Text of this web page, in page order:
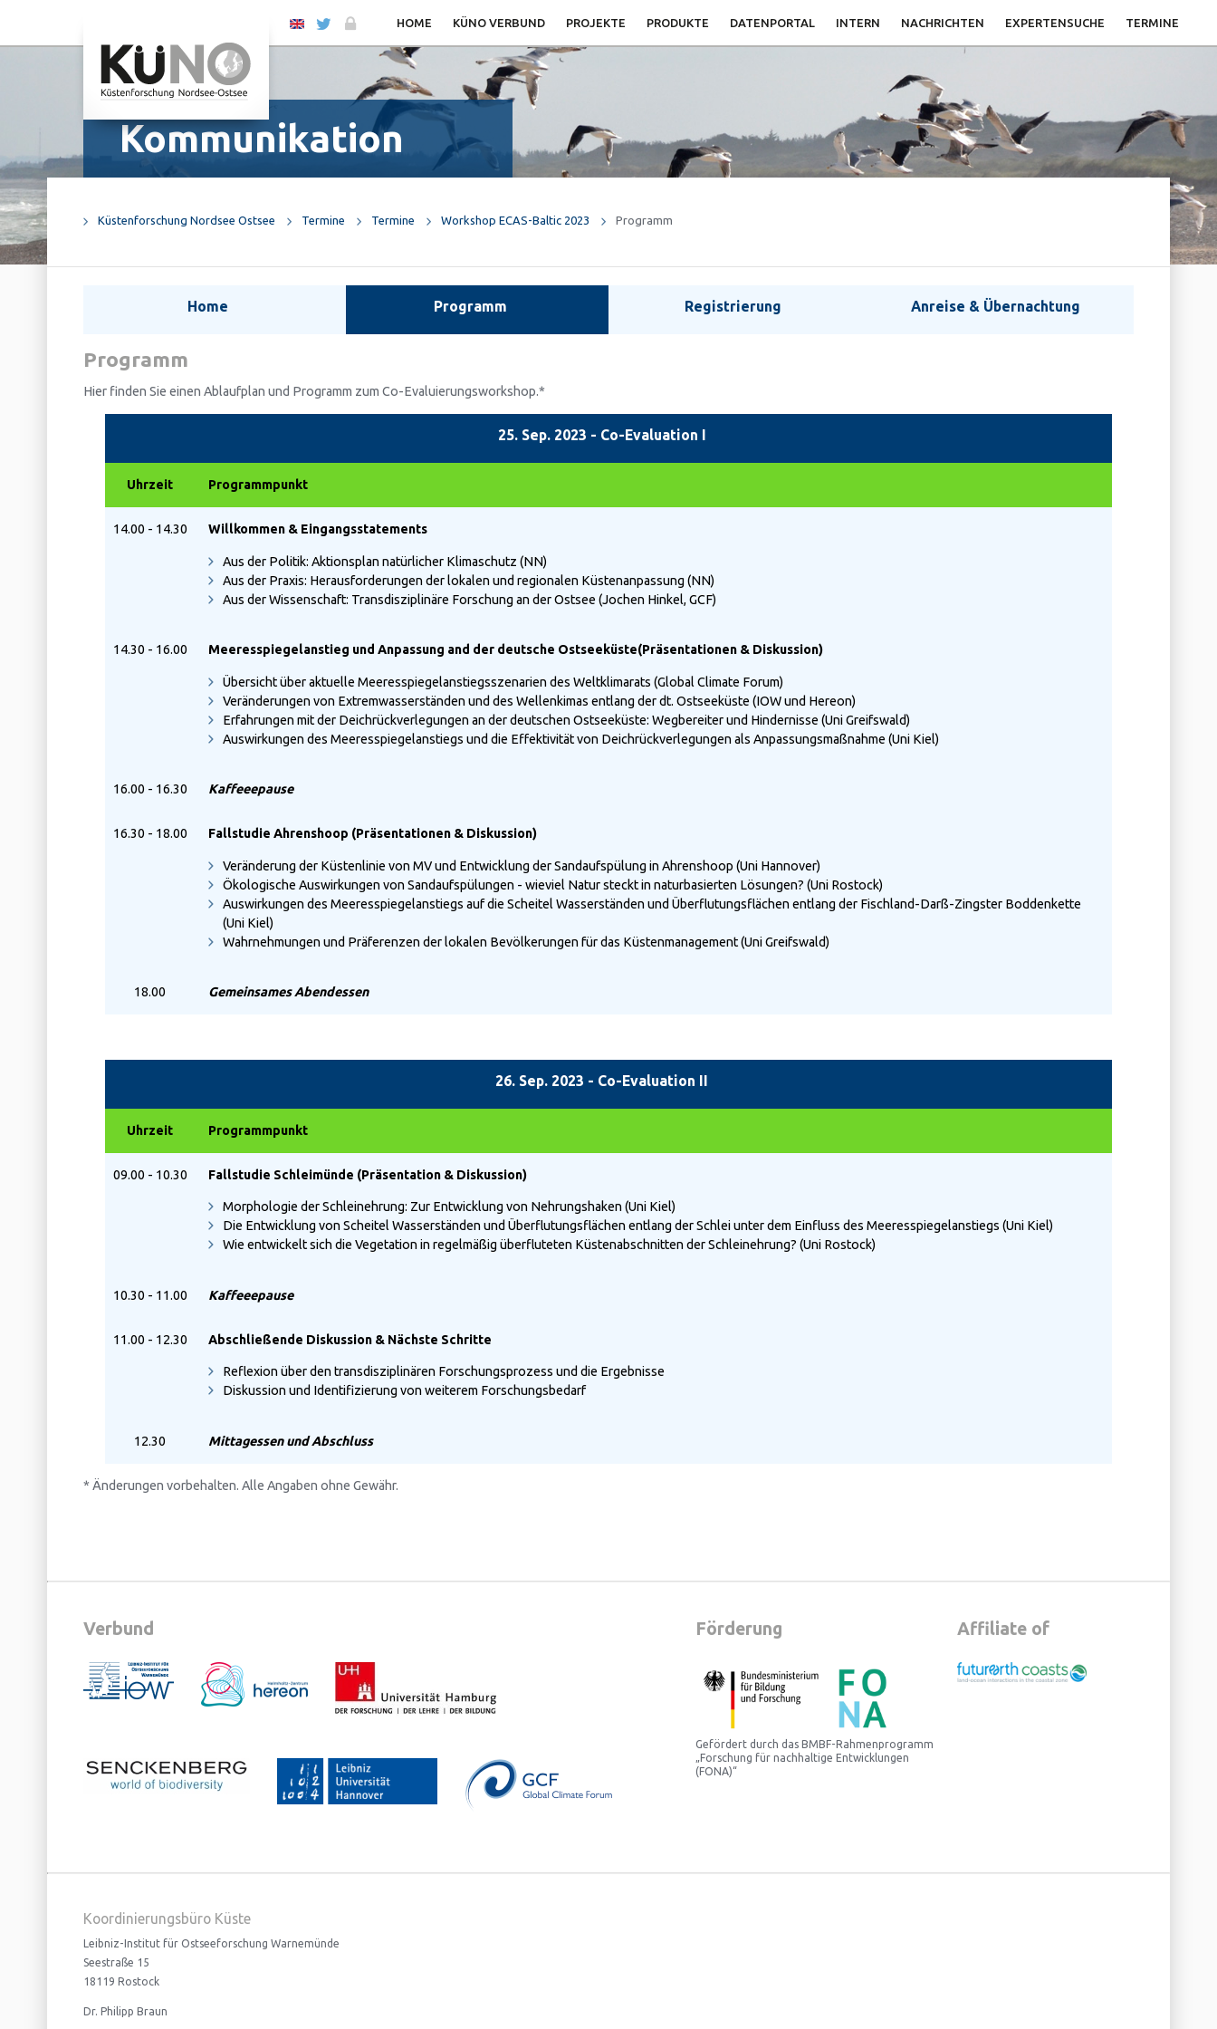
EN HOME KÜNO VERBUND PROJEKTE PRODUKTE DATENPORTAL INTERN NACHRICHTEN EXPERTENSUCHE TERMINE
Kommunikation
Küstenforschung Nordsee Ostsee Termine Termine Workshop ECAS-Baltic 2023 Programm
Home Programm Registrierung Anreise & Übernachtung
Programm
Hier finden Sie einen Ablaufplan und Programm zum Co-Evaluierungsworkshop.*
25. Sep. 2023 - Co-Evaluation I
Uhrzeit Programmpunkt
14.00 - 14.30 Willkommen & Eingangsstatements
Aus der Politik: Aktionsplan natürlicher Klimaschutz (NN)
Aus der Praxis: Herausforderungen der lokalen und regionalen Küstenanpassung (NN)
Aus der Wissenschaft: Transdisziplinäre Forschung an der Ostsee (Jochen Hinkel, GCF)
14.30 - 16.00 Meeresspiegelanstieg und Anpassung and der deutsche Ostseeküste(Präsentationen & Diskussion)
Übersicht über aktuelle Meeresspiegelanstiegsszenarien des Weltklimarats (Global Climate Forum)
Veränderungen von Extremwasserständen und des Wellenkimas entlang der dt. Ostseeküste (IOW und Hereon)
Erfahrungen mit der Deichrückverlegungen an der deutschen Ostseeküste: Wegbereiter und Hindernisse (Uni Greifswald)
Auswirkungen des Meeresspiegelanstiegs und die Effektivität von Deichrückverlegungen als Anpassungsmaßnahme (Uni Kiel)
16.00 - 16.30 Kaffeeepause
16.30 - 18.00 Fallstudie Ahrenshoop (Präsentationen & Diskussion)
Veränderung der Küstenlinie von MV und Entwicklung der Sandaufspülung in Ahrenshoop (Uni Hannover)
Ökologische Auswirkungen von Sandaufspülungen - wieviel Natur steckt in naturbasierten Lösungen? (Uni Rostock)
Auswirkungen des Meeresspiegelanstiegs auf die Scheitel Wasserständen und Überflutungsflächen entlang der Fischland-Darß-Zingster Boddenkette
(Uni Kiel)
Wahrnehmungen und Präferenzen der lokalen Bevölkerungen für das Küstenmanagement (Uni Greifswald)
18.00 Gemeinsames Abendessen
26. Sep. 2023 - Co-Evaluation II
Uhrzeit Programmpunkt
09.00 - 10.30 Fallstudie Schleimünde (Präsentation & Diskussion)
Morphologie der Schleinehrung: Zur Entwicklung von Nehrungshaken (Uni Kiel)
Die Entwicklung von Scheitel Wasserständen und Überflutungsflächen entlang der Schlei unter dem Einfluss des Meeresspiegelanstiegs (Uni Kiel)
Wie entwickelt sich die Vegetation in regelmäßig überfluteten Küstenabschnitten der Schleinehrung? (Uni Rostock)
10.30 - 11.00 Kaffeeepause
11.00 - 12.30 Abschließende Diskussion & Nächste Schritte
Reflexion über den transdisziplinären Forschungsprozess und die Ergebnisse
Diskussion und Identifizierung von weiterem Forschungsbedarf
12.30 Mittagessen und Abschluss
* Änderungen vorbehalten. Alle Angaben ohne Gewähr.
Verbund Förderung
Gefördert durch das BMBF-Rahmenprogramm
„Forschung für nachhaltige Entwicklungen
(FONA)“
Affiliate of
Koordinierungsbüro Küste
Leibniz-Institut für Ostseeforschung Warnemünde
Seestraße 15
18119 Rostock
Dr. Philipp Braun